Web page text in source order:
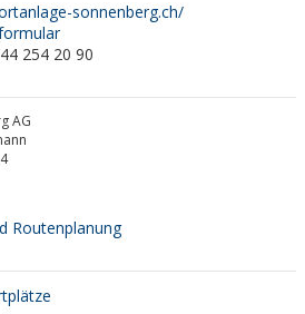
sonnenberg.ch/
254 20 90
AG
Routenplanung